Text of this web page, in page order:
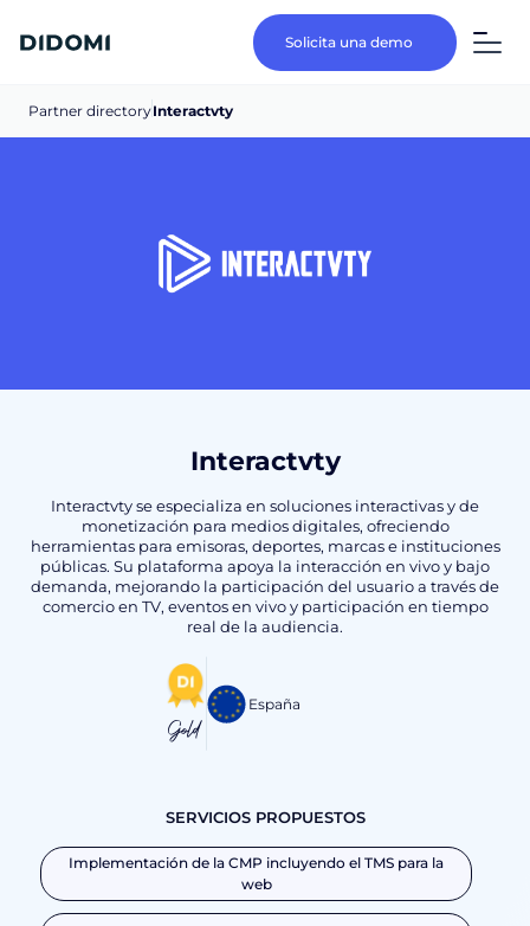
Solicita una demo
Partner directoryInteractvty
Interactvty
Interactvty se especializa en soluciones interactivas y de
monetización para medios digitales, ofreciendo
herramientas para emisoras, deportes, marcas e instituciones
públicas. Su plataforma apoya la interacción en vivo y bajo
demanda, mejorando la participación del usuario a través de
comercio en TV, eventos en vivo y participación en tiempo
real de la audiencia.
Gold
España
SERVICIOS PROPUESTOS
Implementación de la CMP incluyendo el TMS para la
web